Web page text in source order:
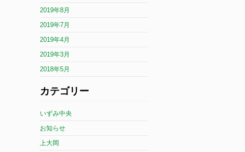
2019年8月
2019年7月
2019年4月
2019年3月
2018年5月
カテゴリー
いずみ中央
お知らせ
上大岡